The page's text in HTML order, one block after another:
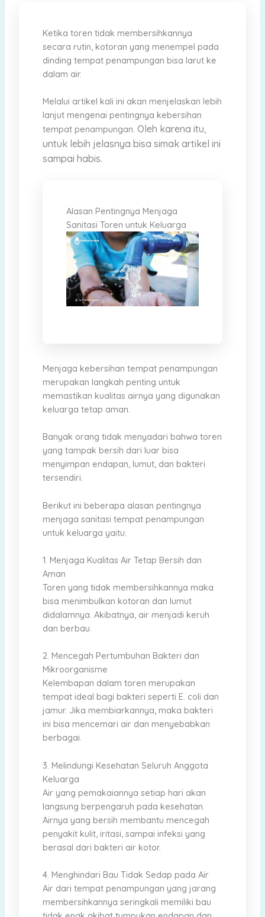
Ketika toren tidak membersihkannya
secara rutin, kotoran yang menempel pada
dinding tempat penampungan bisa larut ke
dalam air.
Melalui artikel kali ini akan menjelaskan lebih
lanjut mengenai pentingnya kebersihan
tempat penampungan. Oleh karena itu,
untuk lebih jelasnya bisa simak artikel ini
sampai habis.
Alasan Pentingnya Menjaga
Sanitasi Toren untuk Keluarga
Menjaga kebersihan tempat penampungan
merupakan langkah penting untuk
memastikan kualitas airnya yang digunakan
keluarga tetap aman.
Banyak orang tidak menyadari bahwa toren
yang tampak bersih dari luar bisa
menyimpan endapan, lumut, dan bakteri
tersendiri.
Berikut ini beberapa alasan pentingnya
menjaga sanitasi tempat penampungan
untuk keluarga yaitu:
1. Menjaga Kualitas Air Tetap Bersih dan
Aman
Toren yang tidak membersihkannya maka
bisa menimbulkan kotoran dan lumut
didalamnya. Akibatnya, air menjadi keruh
dan berbau.
2. Mencegah Pertumbuhan Bakteri dan
Mikroorganisme
Kelembapan dalam toren merupakan
tempat ideal bagi bakteri seperti E. coli dan
jamur. Jika membiarkannya, maka bakteri
ini bisa mencemari air dan menyebabkan
berbagai.
3. Melindungi Kesehatan Seluruh Anggota
Keluarga
Air yang pemakaiannya setiap hari akan
langsung berpengaruh pada kesehatan.
Airnya yang bersih membantu mencegah
penyakit kulit, iritasi, sampai infeksi yang
berasal dari bakteri air kotor.
4. Menghindari Bau Tidak Sedap pada Air
Air dari tempat penampungan yang jarang
membersihkannya seringkali memiliki bau